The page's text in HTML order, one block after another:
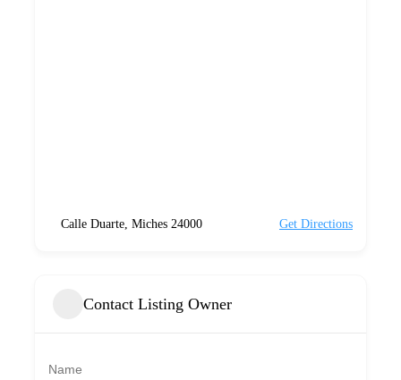
Calle Duarte, Miches 24000 Get Directions
Contact Listing Owner